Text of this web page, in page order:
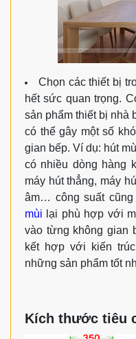
Chọn các thiết bị
hết sức quan trọng.
sản phẩm thiết bị nhà
có thể gây một số
gian bếp. Ví dụ: hút
có nhiều dòng hàng
máy hút thẳng, máy
âm… công suất
mùi lại phù hợp với
vào từng không gian
kết hợp với kiến
những sản phẩm tốt
Kích thước tiêu